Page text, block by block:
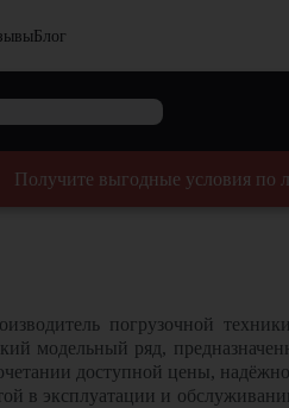
Блог
Получите выгодные условия по
погрузочной
модельный ряд,
доступной цены,
в эксплуатации и